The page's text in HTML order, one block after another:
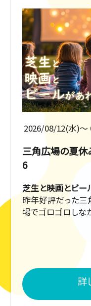
2026/08/12(水)〜
三角広場の夏休
6
芝生と映画とビー
昨年好評だった三
場でゴロゴロしな
詳細プログラムは
詳